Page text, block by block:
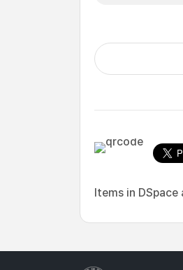
Items in